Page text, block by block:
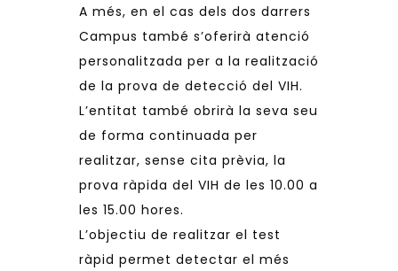
A més, en el cas dels dos darrers
Campus també s’oferirà atenció
personalitzada per a la realització
de la prova de detecció del VIH.
L’entitat també obrirà la seva seu
de forma continuada per
realitzar, sense cita prèvia, la
prova ràpida del VIH de les 10.00 a
les 15.00 hores.
L’objectiu de realitzar el test
ràpid permet detectar el més